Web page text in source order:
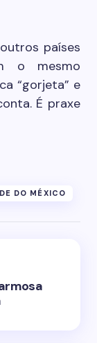
países
o mesmo
“gorjeta” e
É praxe
DO MÉXICO